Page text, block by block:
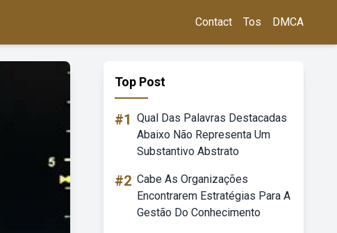
Contact Tos DMCA
Top Post
#1 Qual Das Palavras Destacadas
Abaixo Não Representa Um
Substantivo Abstrato
#2 Cabe As Organizações
Encontrarem Estratégias Para A
Gestão Do Conhecimento